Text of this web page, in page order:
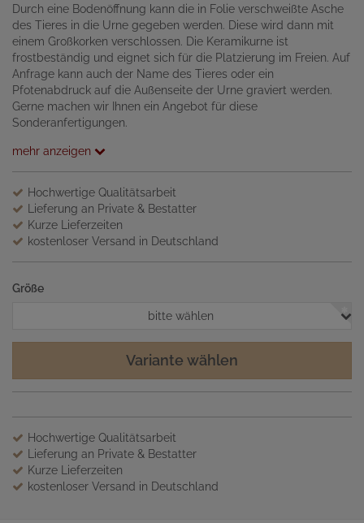
Durch eine Bodenöffnung kann die in Folie verschweißte Asche
des Tieres in die Urne gegeben werden. Diese wird dann mit
einem Großkorken verschlossen. Die Keramikurne ist
frostbeständig und eignet sich für die Platzierung im Freien. Auf
Anfrage kann auch der Name des Tieres oder ein
Pfotenabdruck auf die Außenseite der Urne graviert werden.
Gerne machen wir Ihnen ein Angebot für diese
Sonderanfertigungen.
mehr anzeigen
Hochwertige Qualitätsarbeit
Lieferung an Private & Bestatter
Kurze Lieferzeiten
kostenloser Versand in Deutschland
Größe
bitte wählen
Variante wählen
Hochwertige Qualitätsarbeit
Lieferung an Private & Bestatter
Kurze Lieferzeiten
kostenloser Versand in Deutschland